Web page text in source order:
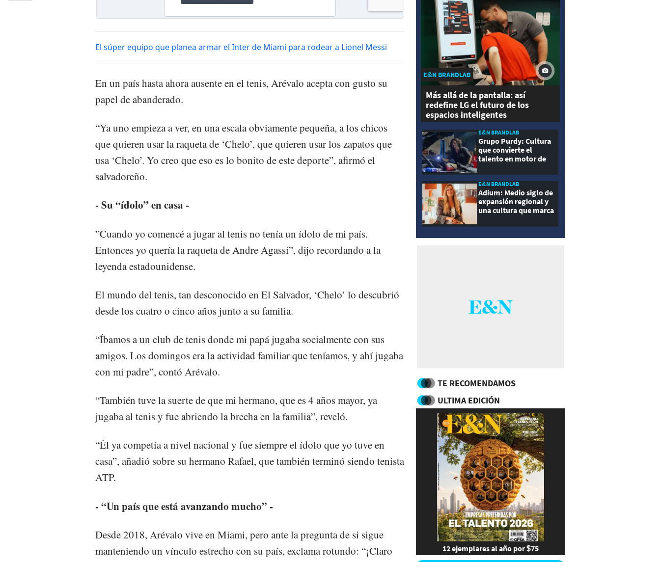
El súper equipo que planea armar el Inter de Miami para rodear a Lionel Messi
En un país hasta ahora ausente en el tenis, Arévalo acepta con gusto su
papel de abanderado.
“Ya uno empieza a ver, en una escala obviamente pequeña, a los chicos
que quieren usar la raqueta de ‘Chelo’, que quieren usar los zapatos que
usa ‘Chelo’. Yo creo que eso es lo bonito de este deporte”, afirmó el
salvadoreño.
- Su “ídolo” en casa -
”Cuando yo comencé a jugar al tenis no tenía un ídolo de mi país.
Entonces yo quería la raqueta de Andre Agassi”, dijo recordando a la
leyenda estadounidense.
El mundo del tenis, tan desconocido en El Salvador, ‘Chelo’ lo descubrió
desde los cuatro o cinco años junto a su familia.
“Íbamos a un club de tenis donde mi papá jugaba socialmente con sus
amigos. Los domingos era la actividad familiar que teníamos, y ahí jugaba
con mi padre”, contó Arévalo.
“También tuve la suerte de que mi hermano, que es 4 años mayor, ya
jugaba al tenis y fue abriendo la brecha en la familia”, reveló.
“Él ya competía a nivel nacional y fue siempre el ídolo que yo tuve en
casa”, añadió sobre su hermano Rafael, que también terminó siendo tenista
ATP.
- “Un país que está avanzando mucho” -
Desde 2018, Arévalo vive en Miami, pero ante la pregunta de si sigue
manteniendo un vínculo estrecho con su país, exclama rotundo: “¡Claro
E&N BRANDLAB
Más allá de la pantalla: así
redefine LG el futuro de los
espacios inteligentes
E&N BRANDLAB
Grupo Purdy: Cultura
que convierte el
talento en motor de
E&N BRANDLAB
Adium: Medio siglo de
expansión regional y
una cultura que marca
TE RECOMENDAMOS
ULTIMA EDICIÓN
12 ejemplares al año por $75